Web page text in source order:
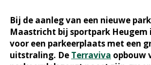
Bij de aanleg van een nieuwe
Maastricht bij sportpark Heugem
voor een parkeerplaats met een
uitstraling. De Terraviva opbouw